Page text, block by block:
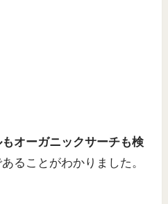
オーガニックサーチも検
あることがわかりました。